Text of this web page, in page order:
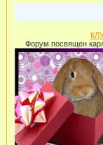
Форум посвящен